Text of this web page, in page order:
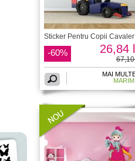
Sticker Pentru Copii Cavaler
-60% 26,84
MAI